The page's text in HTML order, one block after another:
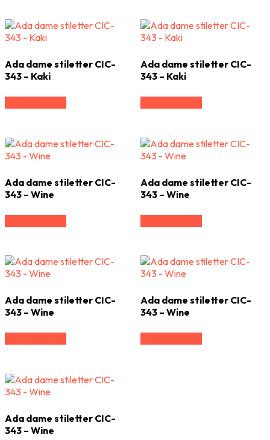
Ada dame stiletter CIC-
343 – Kaki
Ada dame stiletter CIC-
343 – Kaki
Ada dame stiletter CIC-
343 – Wine
Ada dame stiletter CIC-
343 – Wine
Ada dame stiletter CIC-
343 – Wine
Ada dame stiletter CIC-
343 – Wine
Ada dame stiletter CIC-
343 – Wine